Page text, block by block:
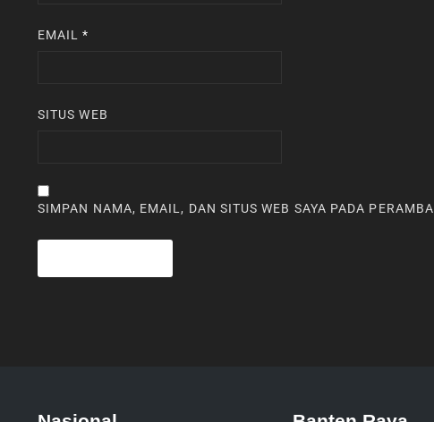
EMAIL*
SITUS WEB
SIMPAN NAMA, EMAIL, DAN SITUS WEB SAYA PADA